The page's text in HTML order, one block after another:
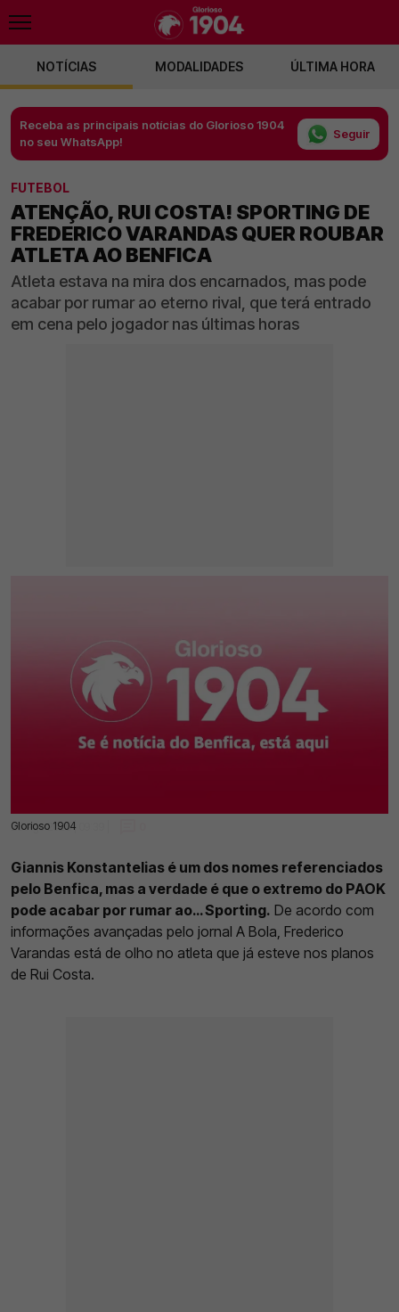
NOTÍCIAS MODALIDADES ÚLTIMA HORA
Receba as principais notícias do Glorioso 1904
no seu WhatsApp!
Seguir
FUTEBOL
ATENÇÃO, RUI COSTA! SPORTING DE
FREDERICO VARANDAS QUER ROUBAR
ATLETA AO BENFICA
Atleta estava na mira dos encarnados, mas pode
acabar por rumar ao eterno rival, que terá entrado
em cena pelo jogador nas últimas horas
Glorioso 1904
25 Ago 2025 | 09:39 |
Giannis Konstantelias é um dos nomes referenciados
pelo Benfica, mas a verdade é que o extremo do PAOK
pode acabar por rumar ao… Sporting. De acordo com
informações avançadas pelo jornal A Bola, Frederico
Varandas está de olho no atleta que já esteve nos planos
de Rui Costa.